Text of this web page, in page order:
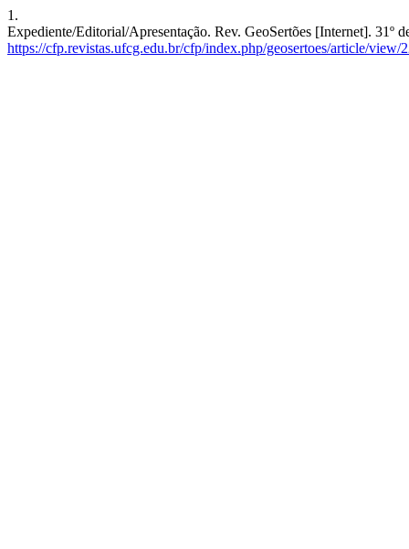
1.
Expediente/Editorial/Apresentação. Rev. GeoSertões [Internet]. 31º
https://cfp.revistas.ufcg.edu.br/cfp/index.php/geosertoes/article/view/